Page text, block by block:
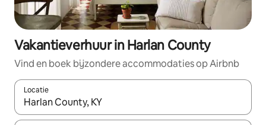
Vakantieverhuur in Harlan County
Vind en boek bijzondere accommodaties op Airbnb
Locatie
Wanneer er suggesties beschikbaar zijn, maak je een keuze